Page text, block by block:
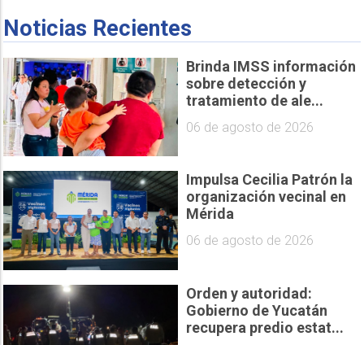
Noticias Recientes
Brinda IMSS información
sobre detección y
tratamiento de ale...
06 de agosto de 2026
Impulsa Cecilia Patrón la
organización vecinal en
Mérida
06 de agosto de 2026
Orden y autoridad:
Gobierno de Yucatán
recupera predio estat...